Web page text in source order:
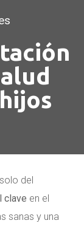
del
clave en el
sanas y una